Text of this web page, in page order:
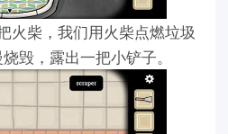
火柴，我们用火柴点燃垃圾
毁，露出一把小铲子。